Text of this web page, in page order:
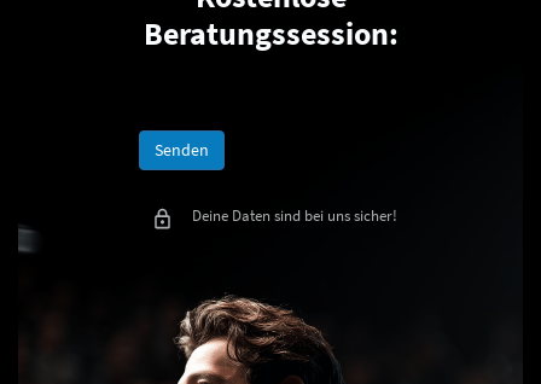
Beratungssession:
Senden
Deine Daten sind bei uns sicher!